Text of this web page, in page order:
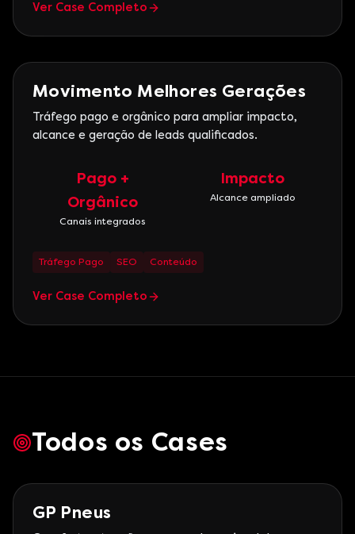
Ver Case Completo
Projetos Institucionais
Movimento Melhores Gerações
Tráfego pago e orgânico para ampliar impacto,
alcance e geração de leads qualificados.
Pago +
Orgânico
Canais integrados
Impacto
Alcance ampliado
Tráfego Pago SEO Conteúdo
Ver Case Completo
Todos os Cases
Automotivo
GP Pneus